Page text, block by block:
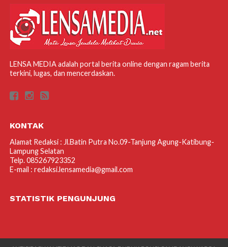
LENSA MEDIA adalah portal berita online dengan ragam berita
terkini, lugas, dan mencerdaskan.
KONTAK
Alamat Redaksi : Jl.Batin Putra No.09-Tanjung Agung-Katibung-
Lampung Selatan
Telp. 085267923352
E-mail : redaksi.lensamedia@gmail.com
STATISTIK PENGUNJUNG